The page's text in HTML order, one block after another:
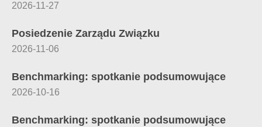
2026-11-27
Posiedzenie Zarządu Związku
2026-11-06
Benchmarking: spotkanie podsumowujące
2026-10-16
Benchmarking: spotkanie podsumowujące